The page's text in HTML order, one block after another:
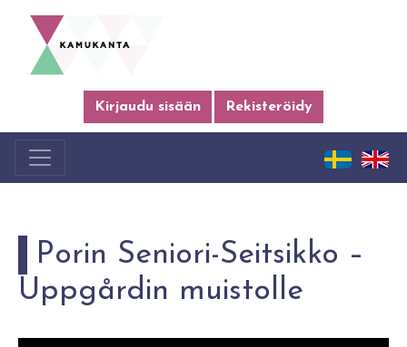
Kirjaudu sisään Rekisteröidy
Porin Seniori-Seitsikko –
Uppgårdin muistolle